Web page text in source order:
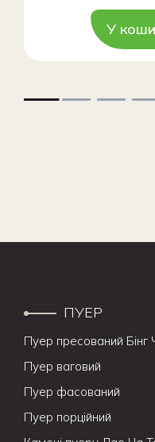
У
ПУЕР
Пуер пресований Бінг
Пуер ваговий
Пуер фасований
Пуер порційний